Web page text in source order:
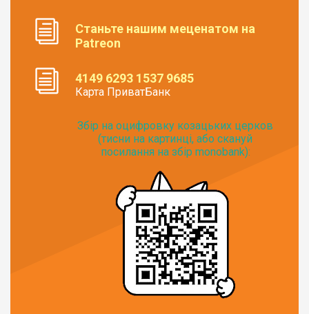
Станьте нашим меценатом на
Patreon
4149 6293 1537 9685
Карта ПриватБанк
Збір на оцифровку козацьких церков
(тисни на картинці, або скануй
посилання на збір monobank):